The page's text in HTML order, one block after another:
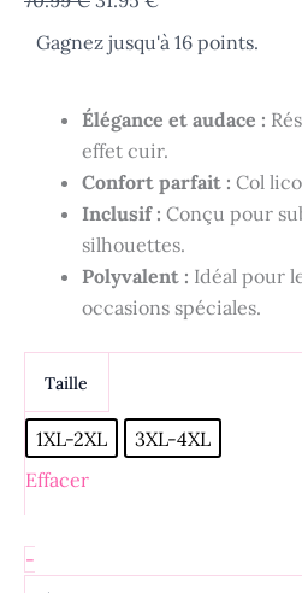
prix
initial
70.99 €.
prix
actuel
31.95 €.
Gagnez jusqu'à 16 points.
Élégance et audace :
effet cuir.
Confort parfait : Col
Inclusif : Conçu pour
silhouettes.
Polyvalent : Idéal pour
occasions spéciales.
Taille
1XL-2XL
3XL-4XL
Effacer
-
Body
chair